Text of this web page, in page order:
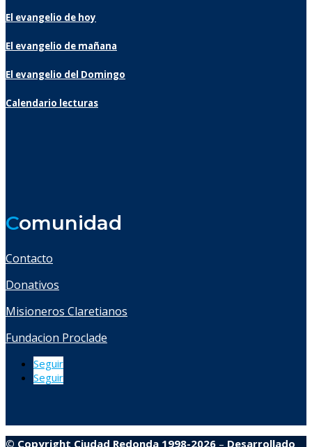
El evangelio de hoy
El evangelio de mañana
El evangelio del Domingo
Calendario lecturas
Comunidad
Contacto
Donativos
Misioneros Claretianos
Fundacion Proclade
Seguir
Seguir
© Copyright Ciudad Redonda 1998-2026 – Desarrollado